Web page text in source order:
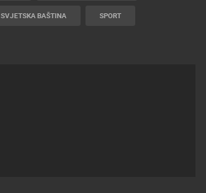
SVJETSKA BAŠTINA SPORT